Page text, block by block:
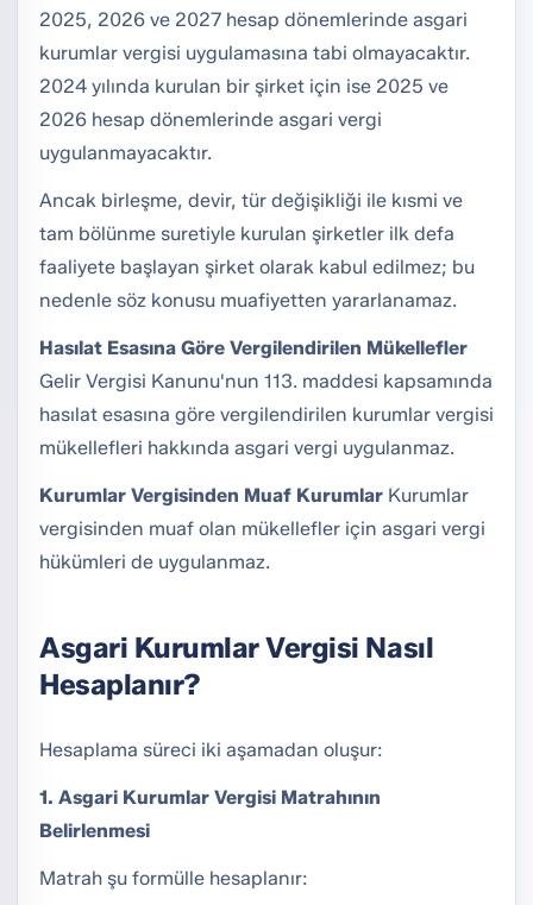
2025, 2026 ve 2027 hesap dönemlerinde asgari
kurumlar vergisi uygulamasına tabi olmayacaktır.
2024 yılında kurulan bir şirket için ise 2025 ve
2026 hesap dönemlerinde asgari vergi
uygulanmayacaktır.
Ancak birleşme, devir, tür değişikliği ile kısmi ve
tam bölünme suretiyle kurulan şirketler ilk defa
faaliyete başlayan şirket olarak kabul edilmez; bu
nedenle söz konusu muafiyetten yararlanamaz.
Hasılat Esasına Göre Vergilendirilen Mükellefler
Gelir Vergisi Kanunu'nun 113. maddesi kapsamında
hasılat esasına göre vergilendirilen kurumlar vergisi
mükellefleri hakkında asgari vergi uygulanmaz.
Kurumlar Vergisinden Muaf Kurumlar Kurumlar
vergisinden muaf olan mükellefler için asgari vergi
hükümleri de uygulanmaz.
Asgari Kurumlar Vergisi Nasıl
Hesaplanır?
Hesaplama süreci iki aşamadan oluşur:
1. Asgari Kurumlar Vergisi Matrahının
Belirlenmesi
Matrah şu formülle hesaplanır: